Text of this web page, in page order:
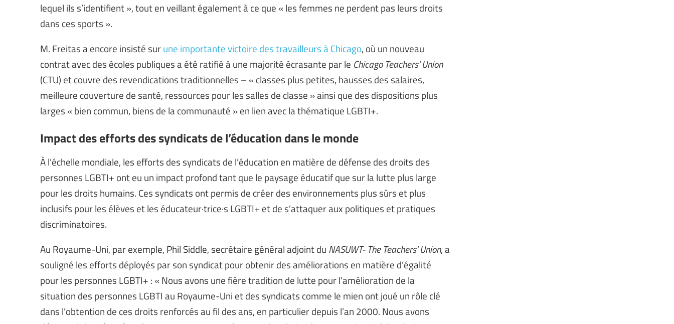
lequel ils s’identifient », tout en veillant également à ce que « les femmes ne perdent pas leurs droits
dans ces sports ».
M. Freitas a encore insisté surune importante victoire des travailleurs à Chicago, où un nouveau
contrat avec des écoles publiques a été ratifié à une majorité écrasante par le Chicago Teachers’ Union
(CTU) et couvre des revendications traditionnelles – « classes plus petites, hausses des salaires,
meilleure couverture de santé, ressources pour les salles de classe » ainsi que des dispositions plus
larges « bien commun, biens de la communauté » en lien avec la thématique LGBTI+.
Impact des efforts des syndicats de l’éducation dans le monde
À l’échelle mondiale, les efforts des syndicats de l’éducation en matière de défense des droits des
personnes LGBTI+ ont eu un impact profond tant que le paysage éducatif que sur la lutte plus large
pour les droits humains. Ces syndicats ont permis de créer des environnements plus sûrs et plus
inclusifs pour les élèves et les éducateur·trice·s LGBTI+ et de s’attaquer aux politiques et pratiques
discriminatoires.
Au Royaume-Uni, par exemple, Phil Siddle, secrétaire général adjoint du NASUWT- The Teachers’ Union, a
souligné les efforts déployés par son syndicat pour obtenir des améliorations en matière d’égalité
pour les personnes LGBTI+ : « Nous avons une fière tradition de lutte pour l’amélioration de la
situation des personnes LGBTI au Royaume-Uni et des syndicats comme le mien ont joué un rôle clé
dans l’obtention de ces droits renforcés au fil des ans, en particulier depuis l’an 2000. Nous avons